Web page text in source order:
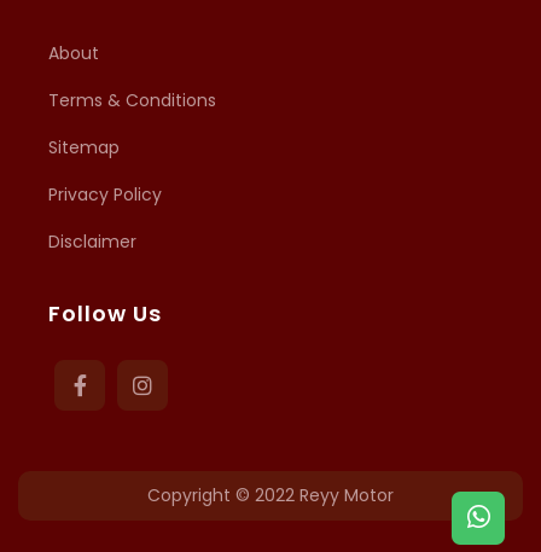
About
Terms & Conditions
Sitemap
Privacy Policy
Disclaimer
Follow Us
Copyright © 2022 Reyy Motor